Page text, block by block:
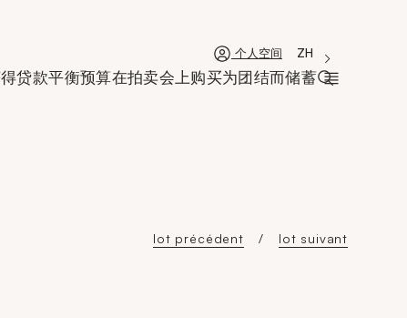
新窗口个人空间 'Choisir une
La langue
ZH
贷款平衡预算在拍卖会上购买为团结而储蓄
lot précédent lot suivant